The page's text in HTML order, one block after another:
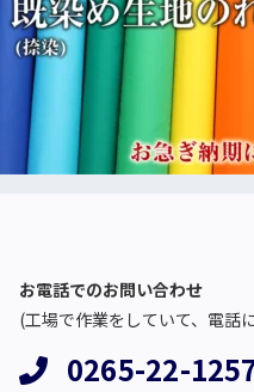
お電話でのお問い合わせ
(工場で作業をしていて、電話
0265-22-